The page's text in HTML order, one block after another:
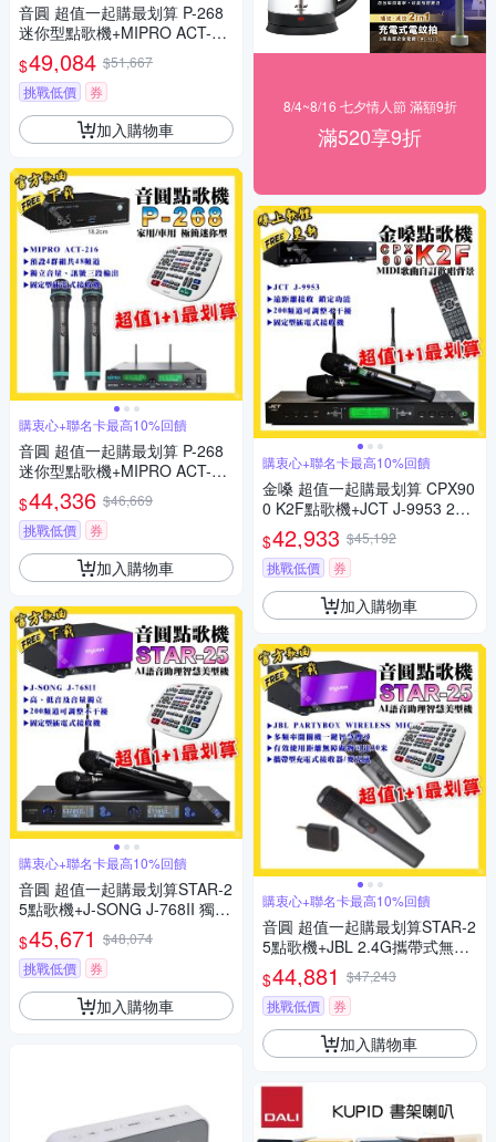
音圓 超值一起購最划算 P-268
迷你型點歌機+MIPRO ACT-NE
W3 電容音頭無線麥克風
$49,084 $51,667
挑戰低價
券
加入購物車
購衷心+聯名卡最高10%回饋
音圓 超值一起購最划算 P-268
迷你型點歌機+MIPRO ACT-21
6 動圈音頭無線麥克風
$44,336 $46,669
挑戰低價
券
加入購物車
購衷心+聯名卡最高10%回饋
音圓 超值一起購最划算STAR-2
5點歌機+J-SONG J-768II 獨立
音量無線麥克風
$45,671 $48,074
挑戰低價
券
加入購物車
8/4~8/16 七夕情人節 滿額9折
滿520享9折
購衷心+聯名卡最高10%回饋
金嗓 超值一起購最划算 CPX90
0 K2F點歌機+JCT J-9953 200
頻無線麥克風
$42,933 $45,192
挑戰低價
券
加入購物車
購衷心+聯名卡最高10%回饋
音圓 超值一起購最划算STAR-2
5點歌機+JBL 2.4G攜帶式無線
麥克風
$44,881 $47,243
挑戰低價
券
加入購物車